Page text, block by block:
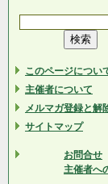
このページについ
主催者について
メルマガ登録と解
サイトマップ
お問合せ
主催者へ